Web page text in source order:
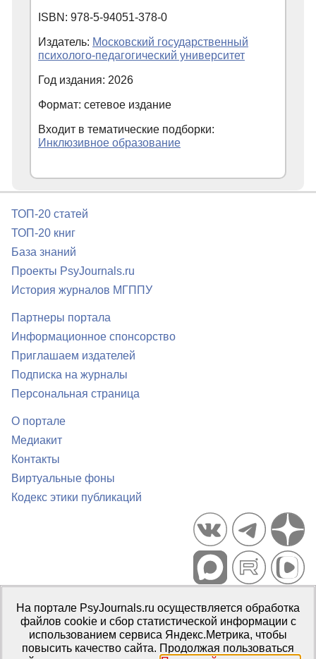
ISBN: 978-5-94051-378-0
Издатель: Московский государственный
психолого-педагогический университет
Год издания: 2026
Формат: сетевое издание
Входит в тематические подборки:
Инклюзивное образование
ТОП-20 статей
ТОП-20 книг
База знаний
Проекты PsyJournals.ru
История журналов МГППУ
Партнеры портала
Информационное спонсорство
Приглашаем издателей
Подписка на журналы
Персональная страница
О портале
Медиакит
Контакты
Виртуальные фоны
Кодекс этики публикаций
Портал психологических изданий PsyJournals.ru, 2007–2026
Правила использования материалов
Свидетельство регистрации СМИЭл № ФС77-66447 от 14 июля
2016 г.
На портале PsyJournals.ru осуществляется обработка
файлов cookie и сбор статистической информации с
использованием сервиса Яндекс.Метрика, чтобы
повысить качество сайта. Продолжая пользоваться